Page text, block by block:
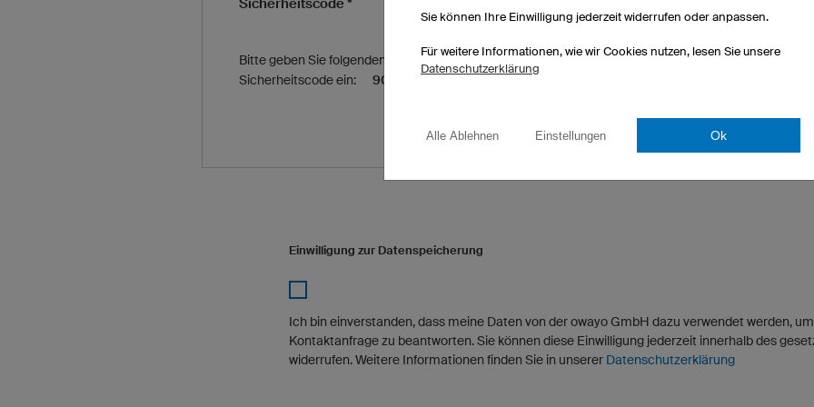
Sicherheitscode *
Bitte geben Sie folgenden
Sicherheitscode ein:
9085
Einwilligung zur Datenspeicherung
Ich bin einverstanden, dass meine Daten von der owayo GmbH dazu verwendet werden,
Kontaktanfrage zu beantworten. Sie können diese Einwilligung jederzeit innerhalb des
widerrufen. Weitere Informationen finden Sie in unserer Datenschutzerklärung
Sie können Ihre Einwilligung jederzeit widerrufen oder anpassen.
Für weitere Informationen, wie wir Cookies nutzen, lesen Sie unsere
Datenschutzerklärung
Alle Ablehnen Einstellungen Ok